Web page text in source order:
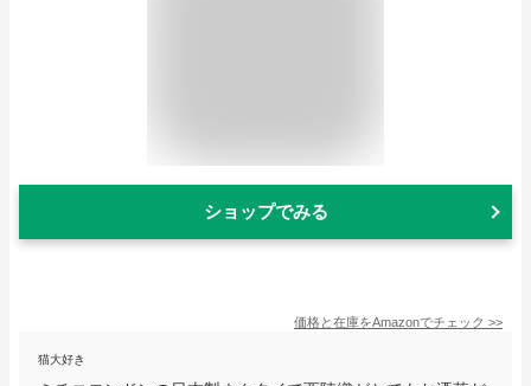
ショップでみる
価格と在庫をAmazonでチェック >>
猫大好き